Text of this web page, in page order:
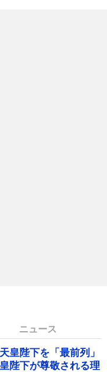
ニュース
皇陛下を「最前列」
陛下が尊敬される理